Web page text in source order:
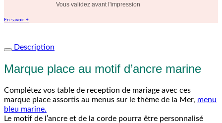
Vous validez avant l'impression
En savoir +
Description
Marque place au motif d’ancre marine
Complétez vos table de reception de mariage avec ces
marque place assortis au menus sur le thème de la Mer, menu
bleu marine.
Le motif de l’ancre et de la corde pourra être personnalisé